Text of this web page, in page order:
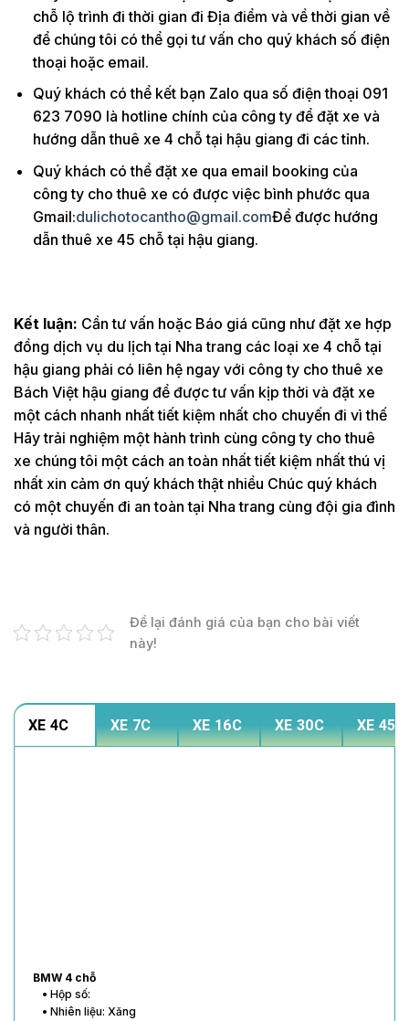
chỗ lộ trình đi thời gian đi Địa điểm và về thời gian về
để chúng tôi có thể gọi tư vấn cho quý khách số điện
thoại hoặc email.
Quý khách có thể kết bạn Zalo qua số điện thoại 091
623 7090 là hotline chính của công ty để đặt xe và
hướng dẫn thuê xe 4 chỗ tại hậu giang đi các tỉnh.
Quý khách có thể đặt xe qua email booking của
công ty cho thuê xe có được việc bình phước qua
Gmail:dulichotocantho@gmail.comĐể được hướng
dẫn thuê xe 45 chỗ tại hậu giang.
Kết luận: Cần tư vấn hoặc Báo giá cũng như đặt xe hợp
đồng dịch vụ du lịch tại Nha trang các loại xe 4 chỗ tại
hậu giang phải có liên hệ ngay với công ty cho thuê xe
Bách Việt hậu giang để được tư vấn kịp thời và đặt xe
một cách nhanh nhất tiết kiệm nhất cho chuyến đi vì thế
Hãy trải nghiệm một hành trình cùng công ty cho thuê
xe chúng tôi một cách an toàn nhất tiết kiệm nhất thú vị
nhất xin cảm ơn quý khách thật nhiều Chúc quý khách
có một chuyến đi an toàn tại Nha trang cùng đội gia đình
và người thân.
Để lại đánh giá của bạn cho bài viết
này!
XE 4C XE 7C XE 16C XE 30C XE 45C
BMW 4 chỗ
• Hộp số:
• Nhiên liệu: Xăng